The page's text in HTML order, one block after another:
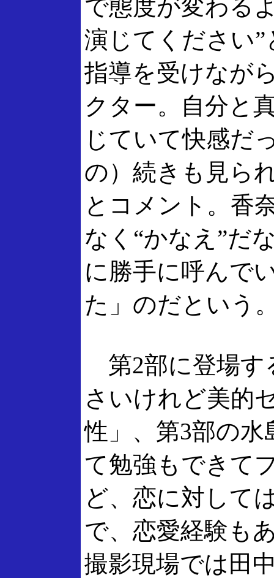
で態度が変わる
演じてください
指導を受けなが
クター。自分と
じていて快感だ
の）続きも見ら
とコメント。香
なく“かなえ”だ
に勝手に呼んで
た」のだという
第2部に登場す
さいけれど美的
性」、第3部の
て勉強もできて
ど、恋に対して
で、恋愛経験も
撮影現場では田